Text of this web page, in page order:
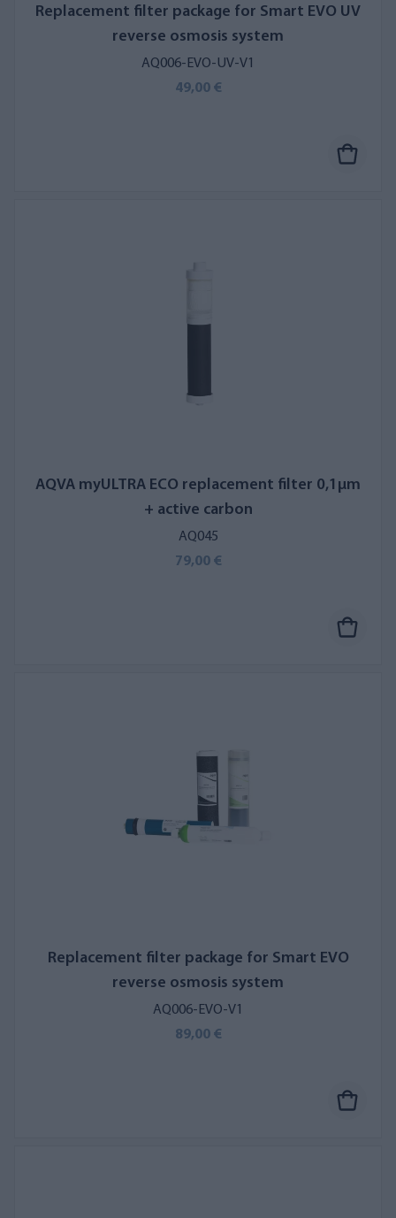
Replacement filter package for Smart EVO UV
reverse osmosis system
AQ006-EVO-UV-V1
49,00 €
AQVA myULTRA ECO replacement filter 0,1µm
+ active carbon
AQ045
79,00 €
Replacement filter package for Smart EVO
reverse osmosis system
AQ006-EVO-V1
89,00 €